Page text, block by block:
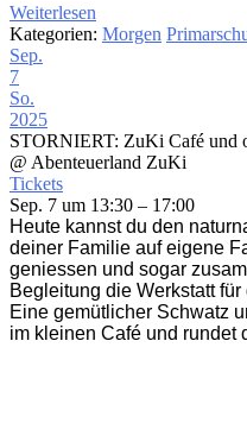
Weiterlesen
Kategorien: Morgen
Sep.
7
So.
2025
STORNIERT: ZuKi Café und
@ Abenteuerland ZuKi
Tickets
Sep. 7 um 13:30 – 17:00
Heute kannst du den
deiner Familie auf eigene
geniessen und sogar
Begleitung die Werkstatt
Eine gemütlicher Schwatz
im kleinen Café und rundet